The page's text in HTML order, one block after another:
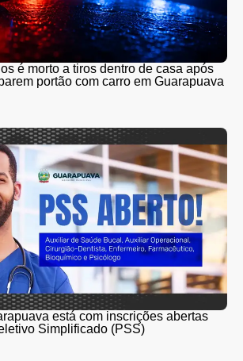
é morto a tiros dentro de casa após
portão com carro em Guarapuava
está com inscrições abertas
Simplificado (PSS)